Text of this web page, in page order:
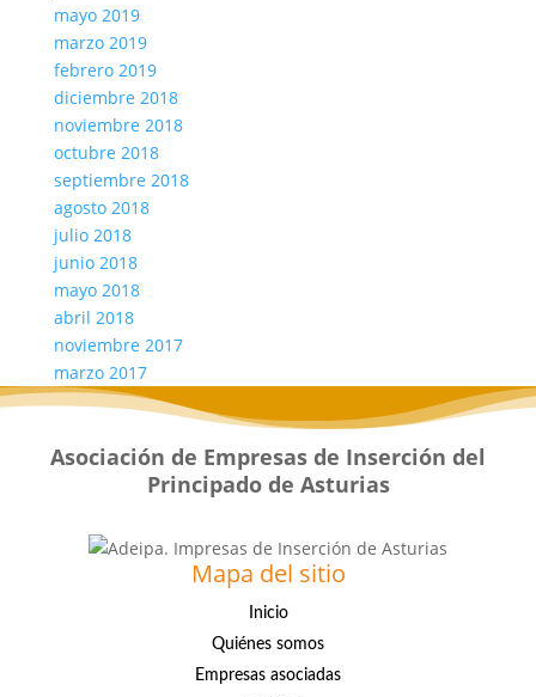
mayo 2019
marzo 2019
febrero 2019
diciembre 2018
noviembre 2018
octubre 2018
septiembre 2018
agosto 2018
julio 2018
junio 2018
mayo 2018
abril 2018
noviembre 2017
marzo 2017
Asociación de Empresas de Inserción del
Principado de Asturias
Mapa del sitio
Inicio
Quiénes somos
Empresas asociadas